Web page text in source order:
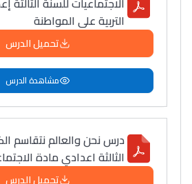
التربية على المواطنة
تحميل الدرس
مشاهدة الدرس
درس نحن والعالم نتقاسم
الثالثة اعدادي مادة
تحميل الدرس